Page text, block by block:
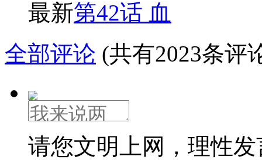
最新第42话 血
全部评论 (共有2023条评
请您文明上网，理性